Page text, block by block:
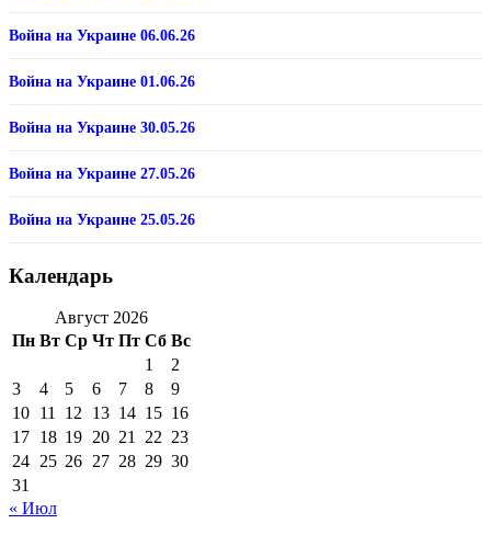
Война на Украине 06.06.26
Война на Украине 01.06.26
Война на Украине 30.05.26
Война на Украине 27.05.26
Война на Украине 25.05.26
Календарь
Август 2026
Пн Вт Ср Чт Пт Сб Вс
1
2
3
4 5 6 7 8
9
10 11 12 13 14 15 16
17 18 19 20 21 22 23
24 25 26 27 28 29 30
31
« Июл